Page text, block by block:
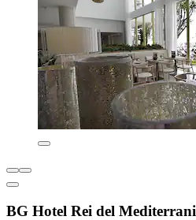
BG Hotel Rei del Mediterrani